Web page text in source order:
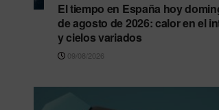
El tiempo en España hoy
de agosto de 2026: calor en el
y cielos variados
09/08/2026